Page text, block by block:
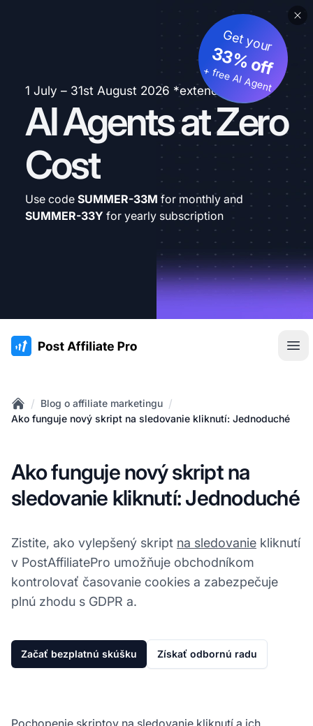
1 July – 31st August 2026 *extended
AI Agents at Zero
Cost
Get your
33% off
+ free AI Agent
Use code SUMMER-33M for monthly and
SUMMER-33Y for yearly subscription
:site.title
Home
/ Blog o affiliate marketingu /
Ako funguje nový skript na sledovanie kliknutí: Jednoduché
Ako funguje nový skript na
sledovanie kliknutí: Jednoduché
Zistite, ako vylepšený skript na sledovanie kliknutí
v PostAffiliatePro umožňuje obchodníkom
kontrolovať časovanie cookies a zabezpečuje
plnú zhodu s GDPR a.
Začať bezplatnú skúšku Získať odbornú radu
Pochopenie skriptov na sledovanie kliknutí a ich